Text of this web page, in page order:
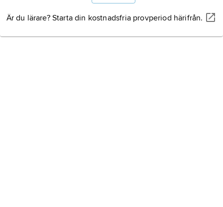
Är du lärare? Starta din kostnadsfria provperiod härifrån.